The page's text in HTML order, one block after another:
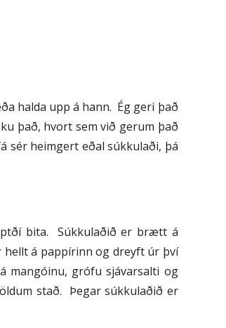
halda upp á hann. Ég geri það
það, hvort sem við gerum það
sér heimgert eðal súkkulaði, þá
bita. Súkkulaðið er brætt á
á pappírinn og dreyft úr því
mangóinu, grófu sjávarsalti og
stað. Þegar súkkulaðið er